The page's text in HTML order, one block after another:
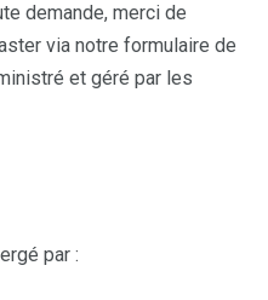
demande, merci de
via notre formulaire de
et géré par les
par :